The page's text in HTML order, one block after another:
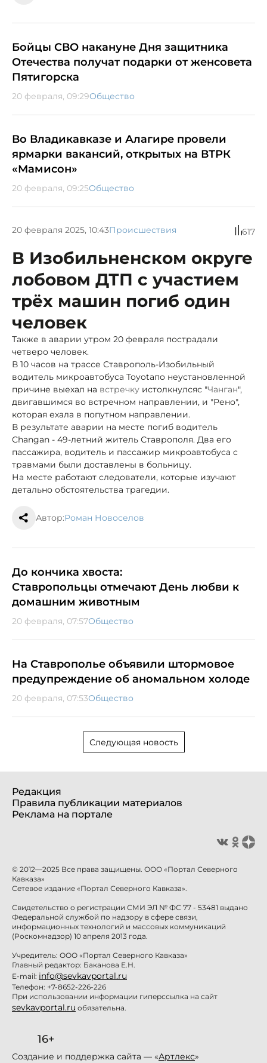
Бойцы СВО накануне Дня защитника
Отечества получат подарки от женсовета
Пятигорска
20 февраля, 09:29Общество
Во Владикавказе и Алагире провели
ярмарки вакансий, открытых на ВТРК
«Мамисон»
20 февраля, 09:25Общество
20 февраля 2025, 10:43Происшествия 617
В Изобильненском округе
лобовом ДТП с участием
трёх машин погиб один
человек
Также в аварии утром 20 февраля пострадали
четверо человек.
В 10 часов на трассе Ставрополь-Изобильный
водитель микроавтобуса Toyotaпо неустановленной
причине выехал на встречку истолкнулсяс "Чанган",
двигавшимся во встречном направлении, и "Рено",
которая ехала в попутном направлении.
В результате аварии на месте погиб водитель
Changan - 49-летний житель Ставрополя. Два его
пассажира, водитель и пассажир микроавтобуса с
травмами были доставлены в больницу.
На месте работают следователи, которые изучают
детально обстоятельства трагедии.
Автор:Роман Новоселов
До кончика хвоста:
Ставропольцы отмечают День любви к
домашним животным
20 февраля, 07:57Общество
На Ставрополье объявили штормовое
предупреждение об аномальном холоде
20 февраля, 07:53Общество
Следующая новость
Редакция
Правила публикации материалов
Реклама на портале
© 2012—2025 Все права защищены. ООО «Портал Северного
Кавказа»
Сетевое издание «Портал Северного Кавказа».
Свидетельство о регистрации СМИ ЭЛ № ФС 77 - 53481 выдано
Федеральной службой по надзору в сфере связи,
информационных технологий и массовых коммуникаций
(Роскомнадзор) 10 апреля 2013 года.
Учредитель: ООО «Портал Северного Кавказа»
Главный редактор: Баканова Е.Н.
E-mail: info@sevkavportal.ru
Телефон: +7-8652-226-226
При использовании информации гиперссылка на сайт
sevkavportal.ru обязательна.
16+
Создание и поддержка сайта — «Артлекс»